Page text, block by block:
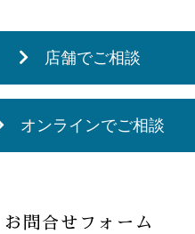
店舗でご相談
オンラインでご相談
お問合せフォーム